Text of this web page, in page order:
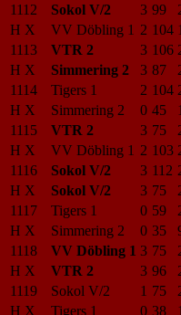
1112
Sokol V/2 3 99
H X
VV Döbling 1 2 104
1113
VTR 2 3 106
H X
Simmering 2 3 87
1114
Tigers 1 2 104
H X
Simmering 2 0 45
1115
VTR 2 3 75
H X
VV Döbling 1 2 103
1116
Sokol V/2 3 112
H X
Sokol V/2 3 75
1117
Tigers 1 0 59
H X
Simmering 2 0 35
1118
VV Döbling 1 3 75
H X
VTR 2 3 96
1119
Sokol V/2 1 75
H X
Tigers 1 0 38